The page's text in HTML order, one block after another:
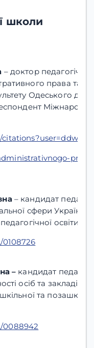
школи
– доктор
права та
Одеського
– кандидат
сфери України,
освіти
– кандидат
осіб та закладів
та
0088942